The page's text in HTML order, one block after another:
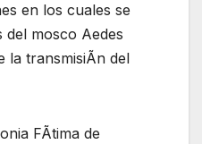
en los cuales se
mosco Aedes
la transmisiÃn del
FÃtima de